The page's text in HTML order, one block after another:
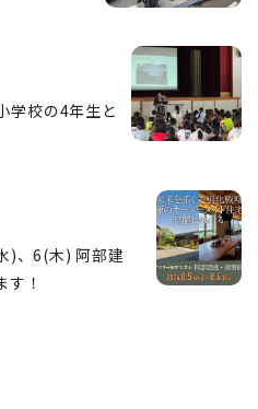
学校の4年生と
)、6(木) 阿部建
！